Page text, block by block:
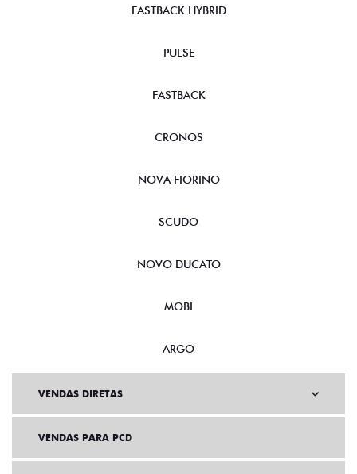
FASTBACK HYBRID
PULSE
FASTBACK
CRONOS
NOVA FIORINO
SCUDO
NOVO DUCATO
MOBI
ARGO
VENDAS DIRETAS
VENDAS PARA PCD